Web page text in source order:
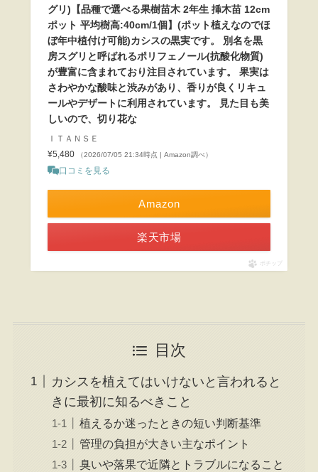
グリ)【品種で選べる果樹苗木 2年生 挿木苗 12cm
ポット 平均樹高:40cm/1個】(ポット植えなのでほ
ぼ年中植付け可能)カシスの黒実です。 別名を黒
房スグリと呼ばれるポリフェノール(抗酸化物質)
が豊富に含まれており注目されています。 果実は
さわやかな酸味と渋みがあり、香りが良くリキュ
ールやデザートに利用されています。 見た目も美
しいので、切り花な
ＩＴＡＮＳＥ
¥5,480
（2026/07/05 21:34時点 | Amazon調べ）
口コミを見る
Amazon
楽天市場
ポチップ
目次
カシスを植えてはいけないと言われると
きに最初に知るべきこと
植えるか迷ったときの短い判断基準
管理の負担が大きい主なポイント
臭いや落果で近隣とトラブルになること